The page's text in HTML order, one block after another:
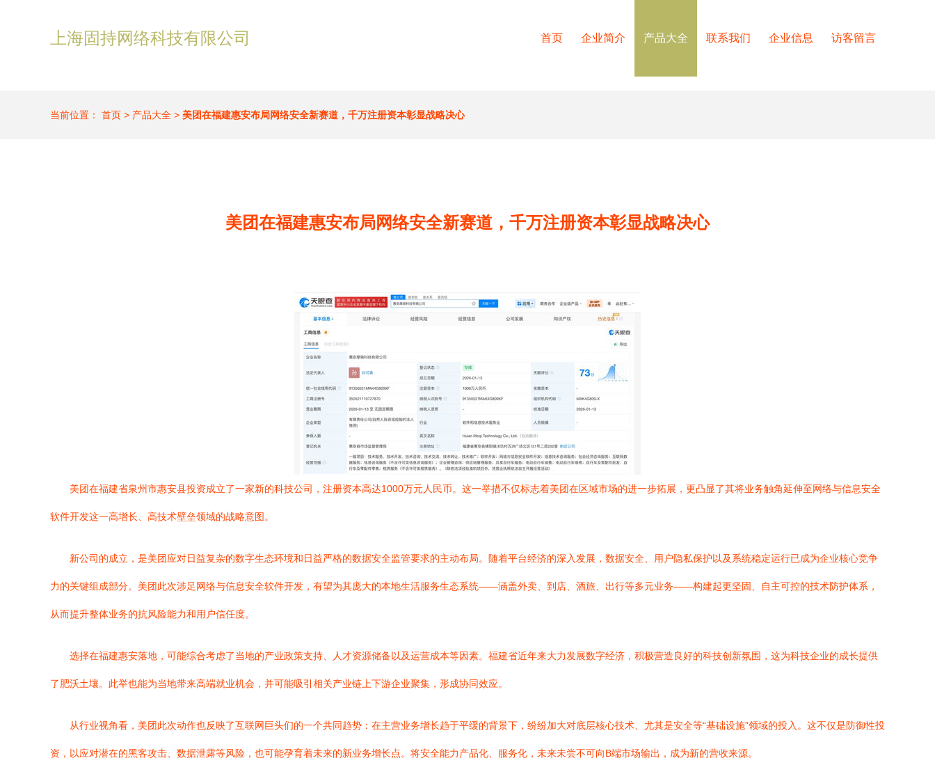
上海固持网络科技有限公司 首页 企业简介 产品大全 联系我们 企业信息 访客留言
当前位置： 首页 > 产品大全 > 美团在福建惠安布局网络安全新赛道，千万注册资本彰显战略决心
美团在福建惠安布局网络安全新赛道，千万注册资本彰显战略决心
美团在福建省泉州市惠安县投资成立了一家新的科技公司，注册资本高达1000万元人民币。这一举措不仅标志着美团在区域市场的进一步拓展，更凸显了其将业务触角延伸至网络与信息安全
软件开发这一高增长、高技术壁垒领域的战略意图。
新公司的成立，是美团应对日益复杂的数字生态环境和日益严格的数据安全监管要求的主动布局。随着平台经济的深入发展，数据安全、用户隐私保护以及系统稳定运行已成为企业核心竞争
力的关键组成部分。美团此次涉足网络与信息安全软件开发，有望为其庞大的本地生活服务生态系统——涵盖外卖、到店、酒旅、出行等多元业务——构建起更坚固、自主可控的技术防护体系，
从而提升整体业务的抗风险能力和用户信任度。
选择在福建惠安落地，可能综合考虑了当地的产业政策支持、人才资源储备以及运营成本等因素。福建省近年来大力发展数字经济，积极营造良好的科技创新氛围，这为科技企业的成长提供
了肥沃土壤。此举也能为当地带来高端就业机会，并可能吸引相关产业链上下游企业聚集，形成协同效应。
从行业视角看，美团此次动作也反映了互联网巨头们的一个共同趋势：在主营业务增长趋于平缓的背景下，纷纷加大对底层核心技术、尤其是安全等“基础设施”领域的投入。这不仅是防御性投
资，以应对潜在的黑客攻击、数据泄露等风险，也可能孕育着未来的新业务增长点。将安全能力产品化、服务化，未来未尝不可向B端市场输出，成为新的营收来源。